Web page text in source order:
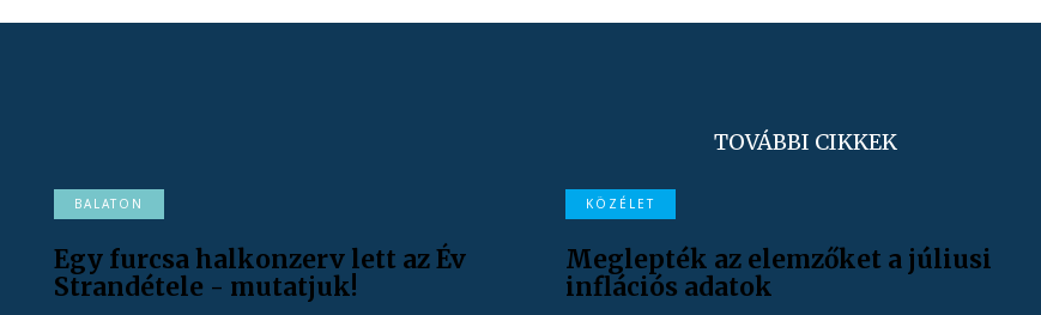
TOVÁBBI CIKKEK
BALATON
Egy furcsa halkonzerv lett az Év
Strandétele - mutatjuk!
KÖZÉLET
Meglepték az elemzőket a júliusi
inflációs adatok